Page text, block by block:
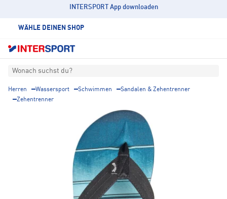
INTERSPORT App downloaden
WÄHLE DEINEN SHOP
Wonach suchst du?
Herren Wassersport Schwimmen
Sandalen & Zehentrenner
Zehentrenner